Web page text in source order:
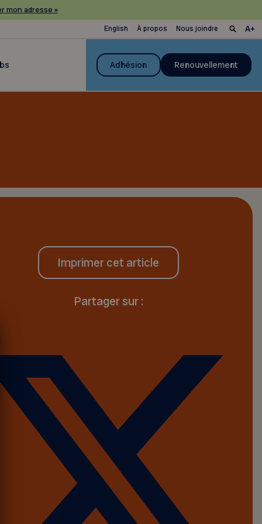
mon adresse »
English À propos Nous joindre
Adhésion Renouvellement
Imprimer cet article
Partager sur :